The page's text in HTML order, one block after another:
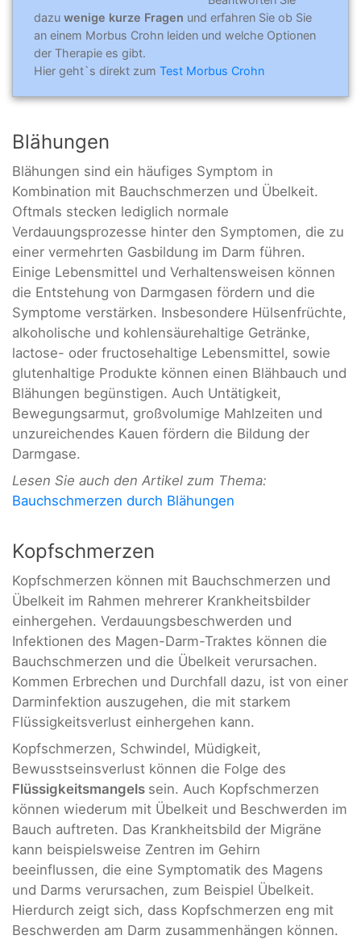
dazu wenige kurze Fragen und erfahren Sie ob Sie
an einem Morbus Crohn leiden und welche Optionen
der Therapie es gibt.
Hier geht`s direkt zum Test Morbus Crohn
Blähungen
Blähungen sind ein häufiges Symptom in
Kombination mit Bauchschmerzen und Übelkeit.
Oftmals stecken lediglich normale
Verdauungsprozesse hinter den Symptomen, die zu
einer vermehrten Gasbildung im Darm führen.
Einige Lebensmittel und Verhaltensweisen können
die Entstehung von Darmgasen fördern und die
Symptome verstärken. Insbesondere Hülsenfrüchte,
alkoholische und kohlensäurehaltige Getränke,
lactose- oder fructosehaltige Lebensmittel, sowie
glutenhaltige Produkte können einen Blähbauch und
Blähungen begünstigen. Auch Untätigkeit,
Bewegungsarmut, großvolumige Mahlzeiten und
unzureichendes Kauen fördern die Bildung der
Darmgase.
Lesen Sie auch den Artikel zum Thema:
Bauchschmerzen durch Blähungen
Kopfschmerzen
Kopfschmerzen können mit Bauchschmerzen und
Übelkeit im Rahmen mehrerer Krankheitsbilder
einhergehen. Verdauungsbeschwerden und
Infektionen des Magen-Darm-Traktes können die
Bauchschmerzen und die Übelkeit verursachen.
Kommen Erbrechen und Durchfall dazu, ist von einer
Darminfektion auszugehen, die mit starkem
Flüssigkeitsverlust einhergehen kann.
Kopfschmerzen, Schwindel, Müdigkeit,
Bewusstseinsverlust können die Folge des
Flüssigkeitsmangels sein. Auch Kopfschmerzen
können wiederum mit Übelkeit und Beschwerden im
Bauch auftreten. Das Krankheitsbild der Migräne
kann beispielsweise Zentren im Gehirn
beeinflussen, die eine Symptomatik des Magens
und Darms verursachen, zum Beispiel Übelkeit.
Hierdurch zeigt sich, dass Kopfschmerzen eng mit
Beschwerden am Darm zusammenhängen können.